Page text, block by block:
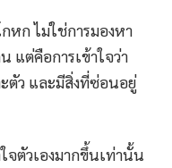
หก ไม่ใช่การมองหา
แต่คือการเข้าใจว่า
ตัว และมีสิ่งที่ซ่อนอยู่
จตัวเองมากขึ้นเท่านั้น